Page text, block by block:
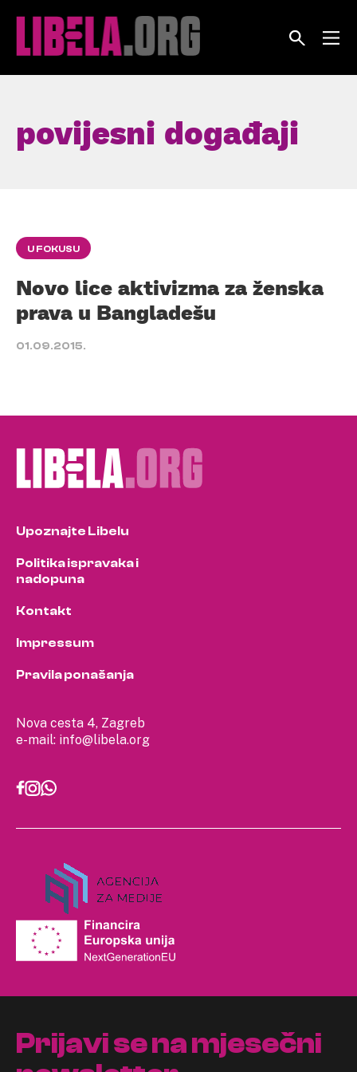
povijesni događaji
U FOKUSU
Novo lice aktivizma za ženska
prava u Bangladešu
01.09.2015.
Nova cesta 4, Zagreb
e-mail: info@libela.org
Upoznajte Libelu
Politika ispravaka i
nadopuna
Kontakt
Impressum
Pravila ponašanja
Prijavi se na mjesečni